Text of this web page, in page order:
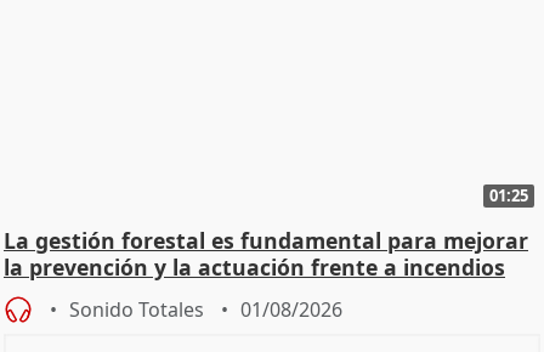
01:25
La gestión forestal es fundamental para mejorar
la prevención y la actuación frente a incendios
Sonido Totales 01/08/2026